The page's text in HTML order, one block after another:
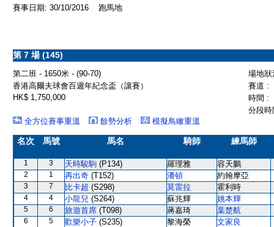
賽事日期: 30/10/2016 跑馬地
第 7 場 (145)
第二班 - 1650米 - (90-70)
場地
香港高爾夫球會百週年紀念盃（讓賽）
賽道 :
HK$ 1,750,000
時間 :
分段
全方位賽事重溫
餘勢分析 模擬鳥瞰重溫
名次 馬號 馬名 騎師 練馬師
1 3 天時駿駒 (P134) 羅理雅 容天鵬
2 1 再出奇 (T152) 潘頓 約翰摩亞
3 7 比卡超 (S298) 莫雷拉 霍利時
4 4 小龍兒 (S264) 蘇兆輝 姚本輝
5 6 旅遊首席 (T098) 蔣嘉琦 葉楚航
6 5 歡樂小子 (S235) 黎海榮 文家良